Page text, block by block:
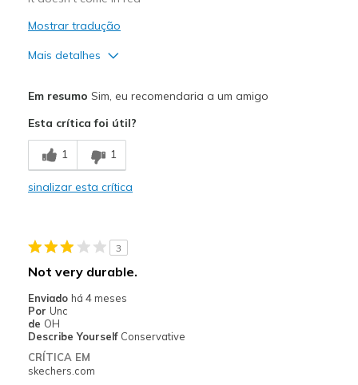
Mostrar tradução
Mais detalhes
Melhores utilizações
Going Out
View On Shoes
I'm Into Shoes
Em resumo Sim, eu recomendaria a um amigo
Esta crítica foi útil?
1 1
sinalizar esta crítica
3
Not very durable.
Enviado há 4 meses
Por Unc
de OH
Describe Yourself Conservative
CRÍTICA EM
skechers.com